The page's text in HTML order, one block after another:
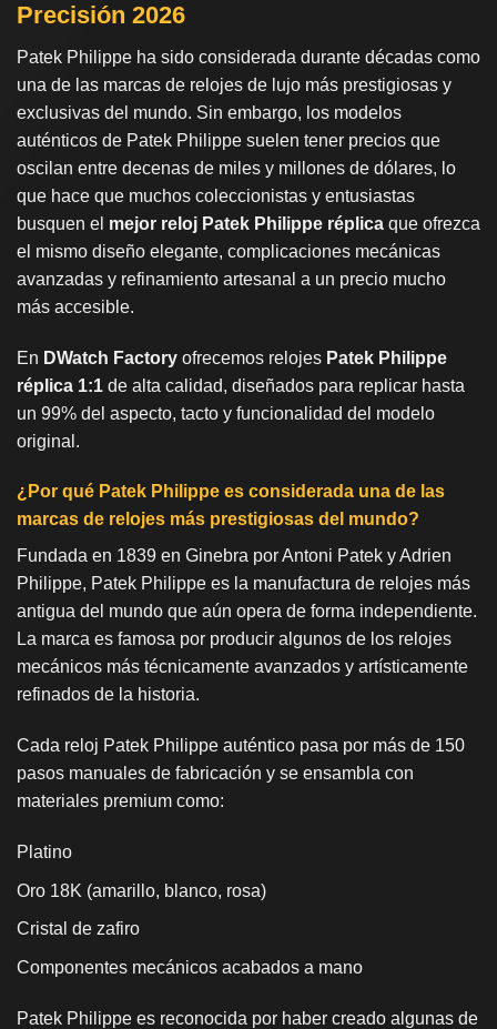
Precisión 2026
Patek Philippe ha sido considerada durante décadas como
una de las marcas de relojes de lujo más prestigiosas y
exclusivas del mundo. Sin embargo, los modelos
auténticos de Patek Philippe suelen tener precios que
oscilan entre decenas de miles y millones de dólares, lo
que hace que muchos coleccionistas y entusiastas
busquen el mejor reloj Patek Philippe réplica que ofrezca
el mismo diseño elegante, complicaciones mecánicas
avanzadas y refinamiento artesanal a un precio mucho
más accesible.
En DWatch Factory ofrecemos relojes Patek Philippe
réplica 1:1 de alta calidad, diseñados para replicar hasta
un 99% del aspecto, tacto y funcionalidad del modelo
original.
¿Por qué Patek Philippe es considerada una de las
marcas de relojes más prestigiosas del mundo?
Fundada en 1839 en Ginebra por Antoni Patek y Adrien
Philippe, Patek Philippe es la manufactura de relojes más
antigua del mundo que aún opera de forma independiente.
La marca es famosa por producir algunos de los relojes
mecánicos más técnicamente avanzados y artísticamente
refinados de la historia.
Cada reloj Patek Philippe auténtico pasa por más de 150
pasos manuales de fabricación y se ensambla con
materiales premium como:
Platino
Oro 18K (amarillo, blanco, rosa)
Cristal de zafiro
Componentes mecánicos acabados a mano
Patek Philippe es reconocida por haber creado algunas de